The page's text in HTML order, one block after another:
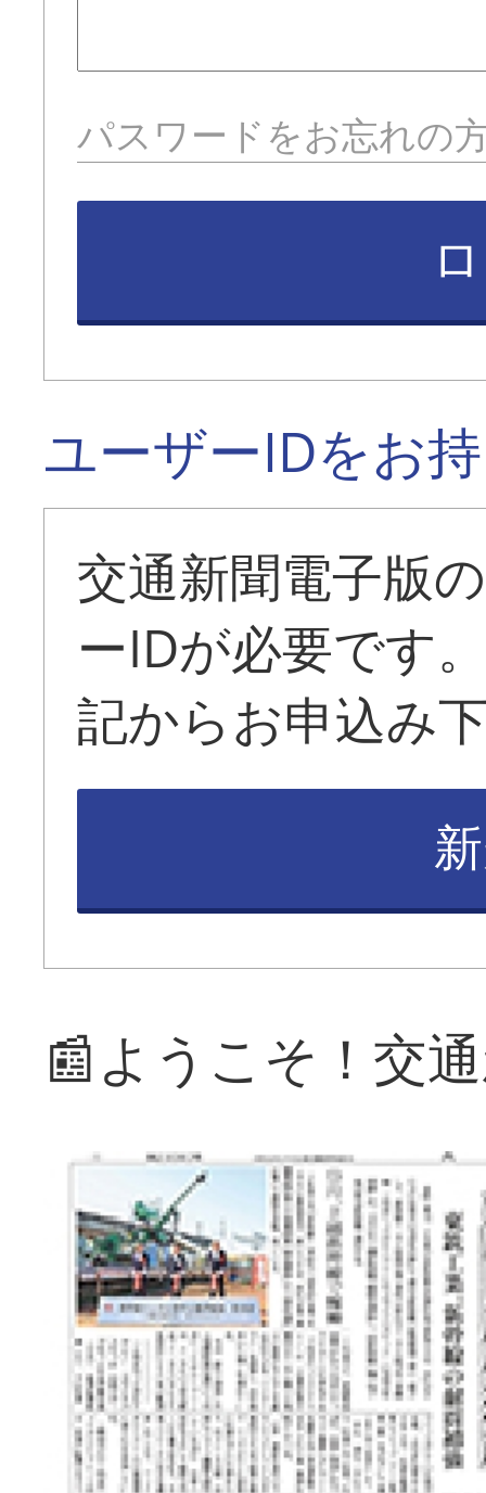
パスワードをお忘れの
ユーザーIDをお
交通新聞電子版
ーIDが必要です
記からお申込み
📰ようこそ！交